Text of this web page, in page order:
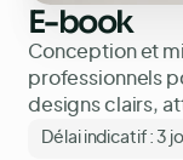
E-book
Conception et
professionnels
designs clairs,
visuelle.
Délai indicatif :3